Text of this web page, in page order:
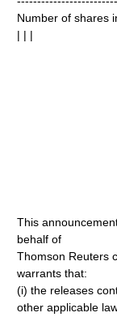
Number of shares
| | |
This
behalf of
Thomson Reuters
warrants that:
(i) the releases
other applicable